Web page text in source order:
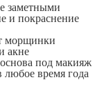
заметными
и покраснение
морщинки
акне
основа под макияж
любое время года